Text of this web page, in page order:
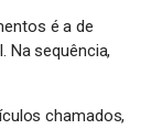
é a de
Na sequência,
chamados,